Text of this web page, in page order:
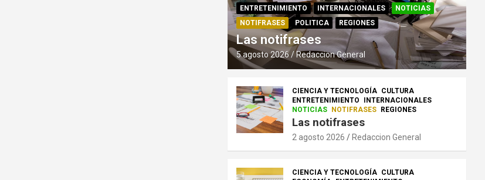
ENTRETENIMIENTO
INTERNACIONALES
NOTICIAS
NOTIFRASES
POLITICA REGIONES
Las notifrases
5 agosto 2026 Redaccion General
CIENCIA Y TECNOLOGÍA CULTURA
ENTRETENIMIENTO
INTERNACIONALES
NOTICIAS
NOTIFRASES REGIONES
Las notifrases
2 agosto 2026 Redaccion General
CIENCIA Y TECNOLOGÍA CULTURA